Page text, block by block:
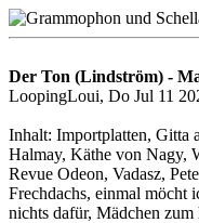
Der Ton (Lindström) -
LoopingLoui, Do Jul 11
Inhalt: Importplatten, Gitta
Halmay, Käthe von Nagy,
Revue Odeon, Vadasz,
Frechdachs, einmal möcht
nichts dafür, Mädchen